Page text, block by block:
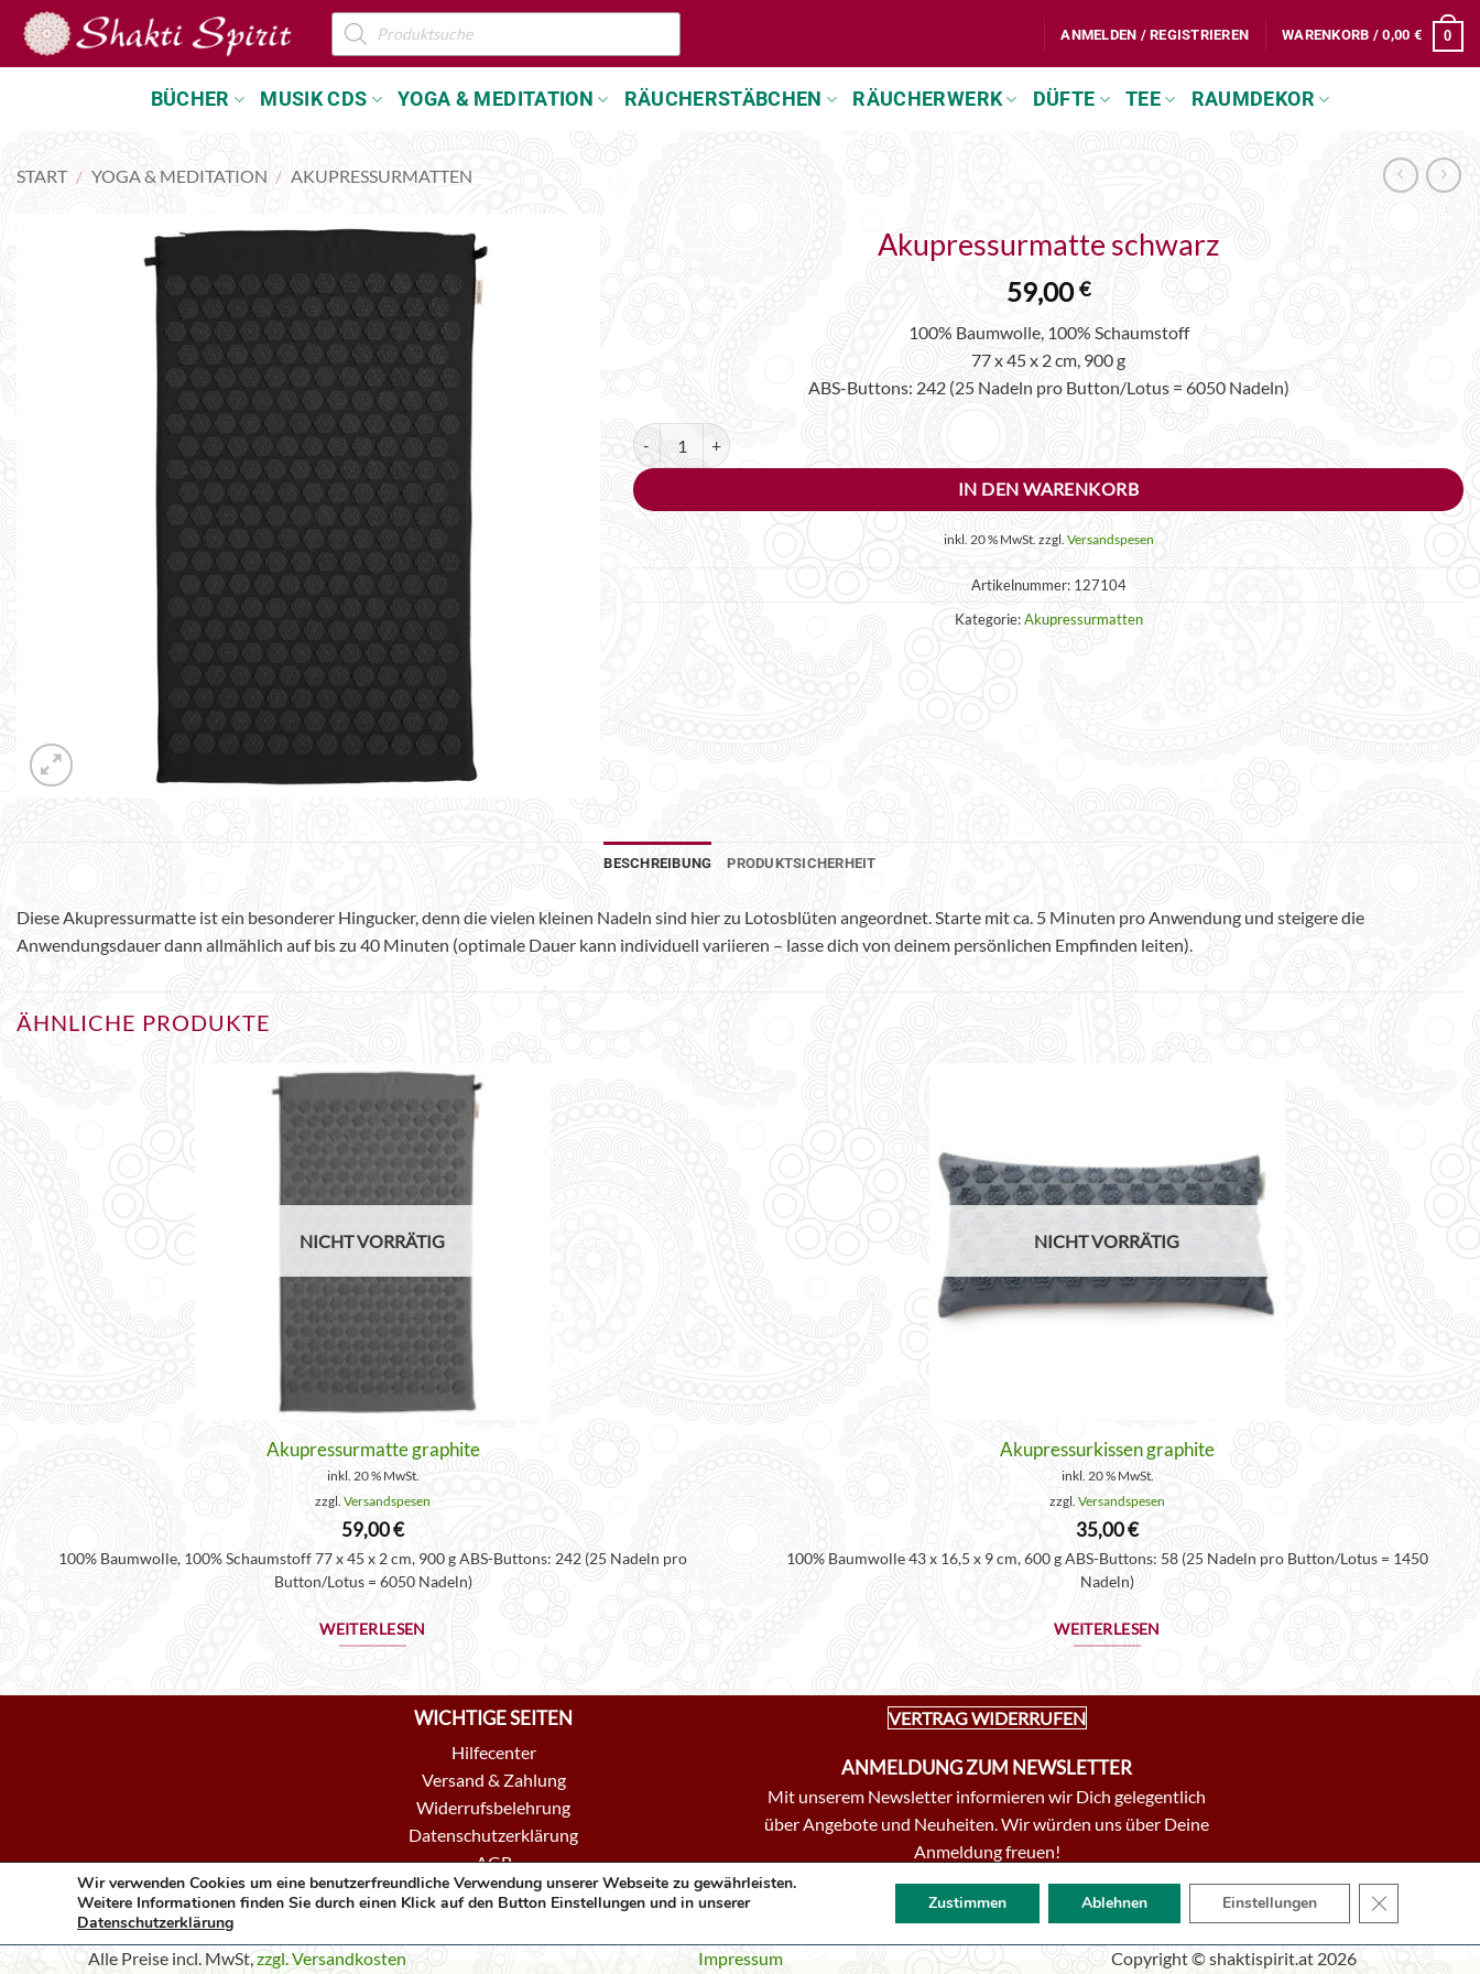
Zum
Inhalt
springen
Products
search
ANMELDEN / REGISTRIEREN WARENKORB /0,00 € 0
BÜCHER MUSIK CDS YOGA & MEDITATION RÄUCHERSTÄBCHEN RÄUCHERWERK DÜFTE TEE RAUMDEKOR
START / YOGA & MEDITATION / AKUPRESSURMATTEN
Akupressurmatte schwarz
59,00€
100% Baumwolle, 100% Schaumstoff
77 x 45 x 2 cm, 900 g
ABS-Buttons: 242 (25 Nadeln pro Button/Lotus = 6050 Nadeln)
Akupressurmatte schwarz Menge
IN DEN WARENKORB
inkl. 20 % MwSt. zzgl. Versandspesen
Artikelnummer: 127104
Kategorie:Akupressurmatten
BESCHREIBUNG PRODUKTSICHERHEIT
Diese Akupressurmatte ist ein besonderer Hingucker, denn die vielen kleinen Nadeln sind hier zu Lotosblüten angeordnet. Starte mit ca. 5 Minuten pro Anwendung und steigere die
Anwendungsdauer dann allmählich auf bis zu 40 Minuten (optimale Dauer kann individuell variieren – lasse dich von deinem persönlichen Empfinden leiten).
ÄHNLICHE PRODUKTE
NICHT VORRÄTIG
Akupressurmatte graphite
inkl. 20 % MwSt.
zzgl. Versandspesen
59,00€
100% Baumwolle, 100% Schaumstoff 77 x 45 x 2 cm, 900 g ABS-Buttons: 242 (25 Nadeln pro
Button/Lotus = 6050 Nadeln)
WEITERLESEN
NICHT VORRÄTIG
Akupressurkissen graphite
inkl. 20 % MwSt.
zzgl. Versandspesen
35,00€
100% Baumwolle 43 x 16,5 x 9 cm, 600 g ABS-Buttons: 58 (25 Nadeln pro Button/Lotus = 1450
Nadeln)
WEITERLESEN
WICHTIGE SEITEN
Hilfecenter
Versand & Zahlung
Widerrufsbelehrung
Datenschutzerklärung
AGB
Kontakt
VERTRAG WIDERRUFEN
ANMELDUNG ZUM NEWSLETTER
Mit unserem Newsletter informieren wir Dich gelegentlich
über Angebote und Neuheiten. Wir würden uns über Deine
Anmeldung freuen!
ZUR ANMELDUNG
Alle Preise incl. MwSt,zzgl. Versandkosten Impressum Copyright © shaktispirit.at 2026
Wir verwenden Cookies um eine benutzerfreundliche Verwendung unserer Webseite zu gewährleisten.
Weitere Informationen finden Sie durch einen Klick auf den Button Einstellungen und in unserer
Datenschutzerklärung
Zustimmen Ablehnen Einstellungen GDPR